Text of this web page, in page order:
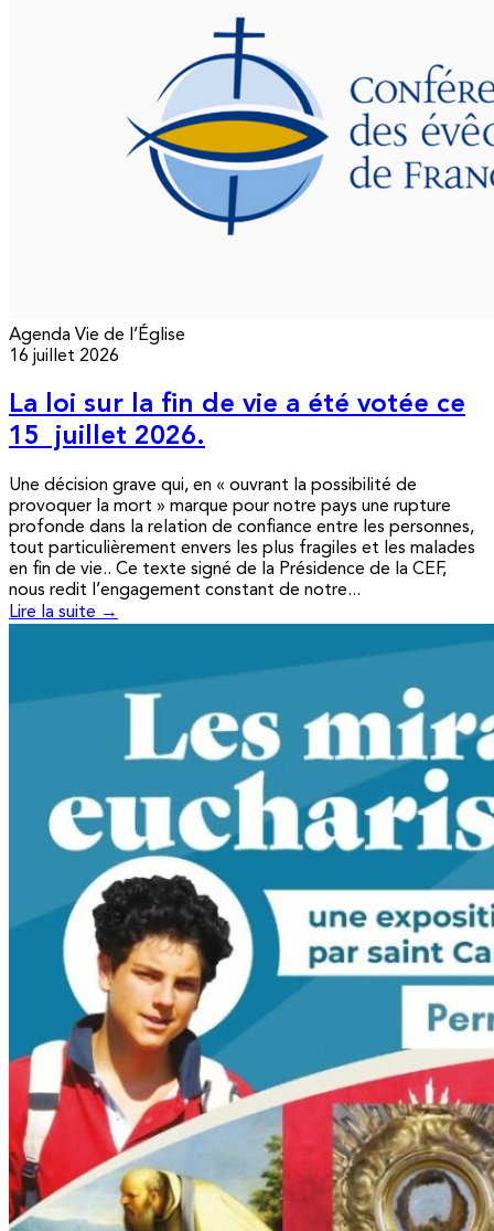
Agenda Vie de l’Église
16 juillet 2026
La loi sur la fin de vie a été votée ce
15 juillet 2026.
Une décision grave qui, en « ouvrant la possibilité de
provoquer la mort » marque pour notre pays une rupture
profonde dans la relation de confiance entre les personnes,
tout particulièrement envers les plus fragiles et les malades
en fin de vie.. Ce texte signé de la Présidence de la CEF,
nous redit l’engagement constant de notre...
Lire la suite →